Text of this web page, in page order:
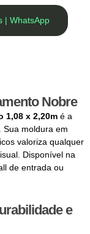
| WhatsApp
Nobre
1,08 x 2,20m é a
Sua moldura em
valoriza qualquer
Disponível na
de entrada ou
e